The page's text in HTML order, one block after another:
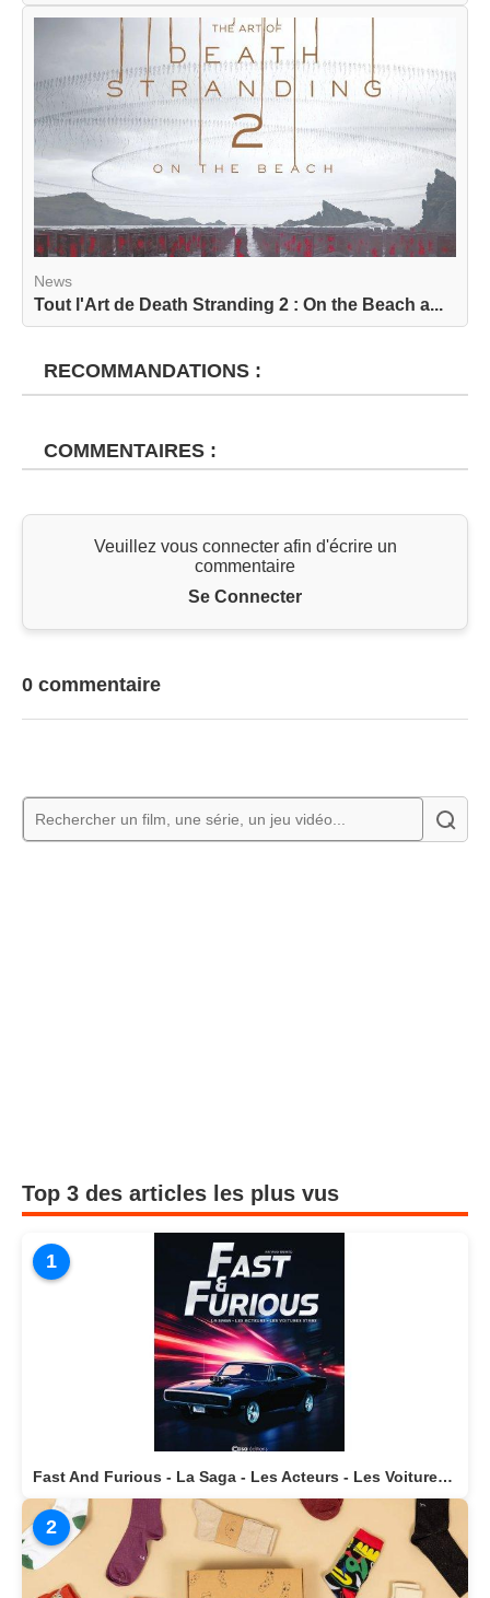
News
Tout l'Art de Death Stranding 2 : On the Beach a...
RECOMMANDATIONS :
COMMENTAIRES :
Veuillez vous connecter afin d'écrire un
commentaire
Se Connecter
0 commentaire
Top 3 des articles les plus vus
1
Fast And Furious - La Saga - Les Acteurs - Les Voitures Stars actuellement disponible en librairie
2